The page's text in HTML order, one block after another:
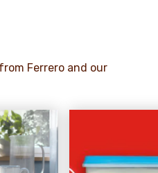
Ferrero and our